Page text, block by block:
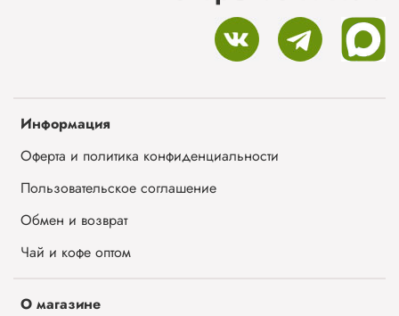
Информация
Оферта и политика конфиденциальности
Пользовательское соглашение
Обмен и возврат
Чай и кофе оптом
О магазине